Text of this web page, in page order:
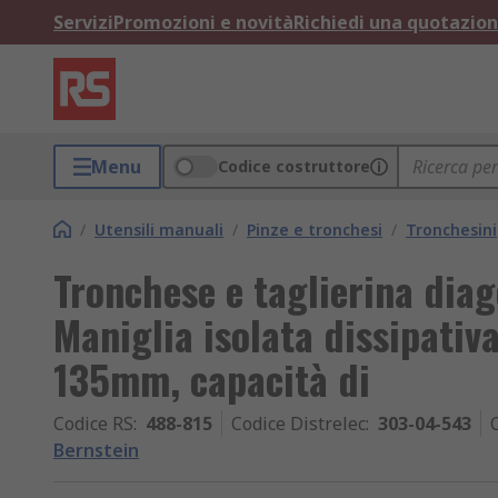
ServiziPromozioni e novitàRichiedi una
Menu Codice costruttore
/ Utensili manuali / Pinze e tronchesi / Tronchesini
Tronchese e taglierina
Maniglia isolata
135mm, capacità di
Codice RS: 488-815 Codice Distrelec: 303-04-543
Bernstein